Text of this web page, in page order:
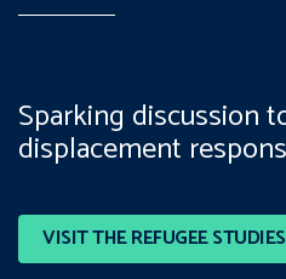
VISIT THE REFUGEE
Sparking discussion
displacement